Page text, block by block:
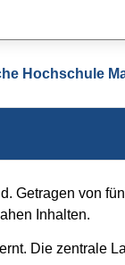
Hochschule
Getragen von
Inhalten.
Die zentrale